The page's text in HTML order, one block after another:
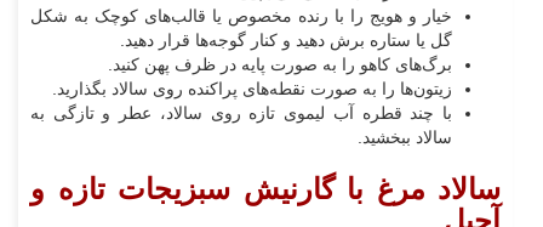
خیار و هویج را با رنده مخصوص یا قالب‌های کوچک به شکل
گل یا ستاره برش دهید و کنار گوجه‌ها قرار دهید.
برگ‌های کاهو را به صورت پایه در ظرف پهن کنید.
زیتون‌ها را به صورت نقطه‌های پراکنده روی سالاد بگذارید.
با چند قطره آب لیموی تازه روی سالاد، عطر و تازگی به
سالاد ببخشید.
سالاد مرغ با گارنیش سبزیجات تازه و
آجیل